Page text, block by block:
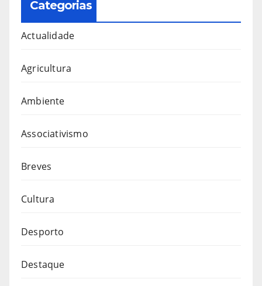
Categorias
Actualidade
Agricultura
Ambiente
Associativismo
Breves
Cultura
Desporto
Destaque